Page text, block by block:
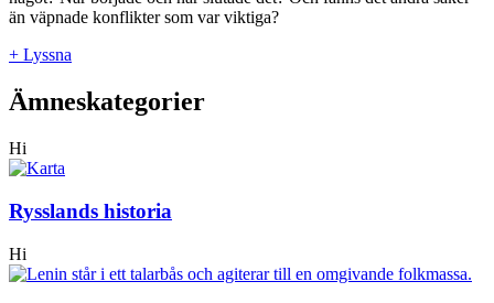
än väpnade konflikter som var viktiga?
+ Lyssna
Ämneskategorier
Hi
Rysslands historia
Hi